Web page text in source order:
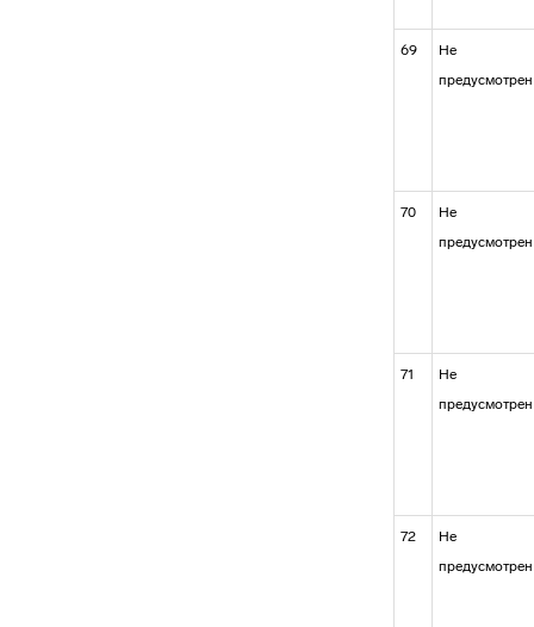
69
Не
предусмотрен
70
Не
предусмотрен
71
Не
предусмотрен
72
Не
предусмотрен